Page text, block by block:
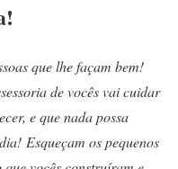
que lhe façam bem!
de vocês vai cuidar
e que nada possa
Esqueçam os pequenos